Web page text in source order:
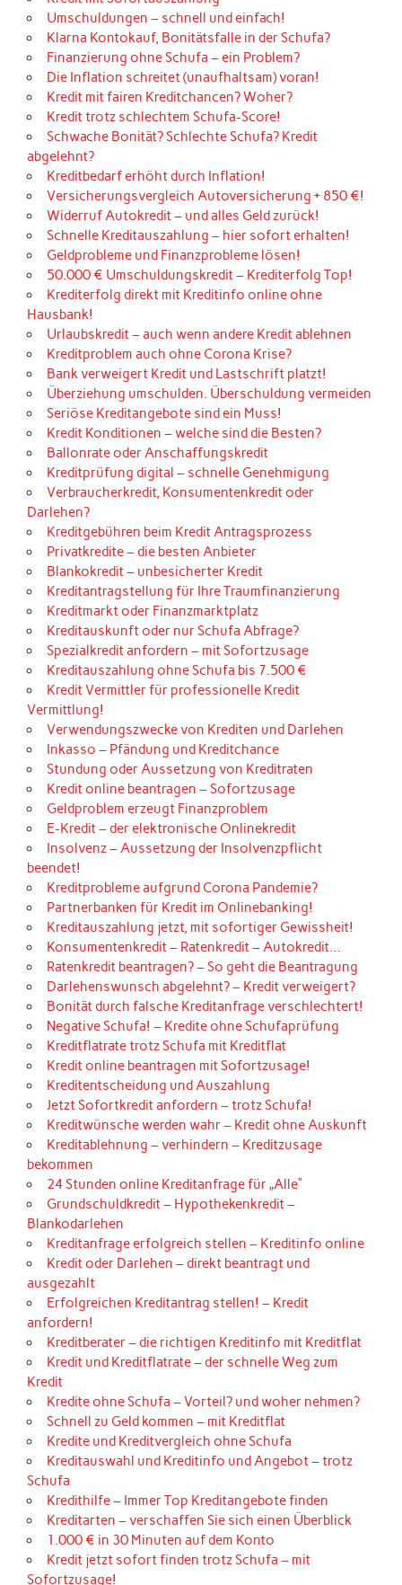
Umschuldungen – schnell und einfach!
Klarna Kontokauf, Bonitätsfalle in der Schufa?
Finanzierung ohne Schufa – ein Problem?
Die Inflation schreitet (unaufhaltsam) voran!
Kredit mit fairen Kreditchancen? Woher?
Kredit trotz schlechtem Schufa-Score!
Schwache Bonität? Schlechte Schufa? Kredit
abgelehnt?
Kreditbedarf erhöht durch Inflation!
Versicherungsvergleich Autoversicherung + 850 €!
Widerruf Autokredit – und alles Geld zurück!
Schnelle Kreditauszahlung – hier sofort erhalten!
Geldprobleme und Finanzprobleme lösen!
50.000 € Umschuldungskredit – Krediterfolg Top!
Krediterfolg direkt mit Kreditinfo online ohne
Hausbank!
Urlaubskredit – auch wenn andere Kredit ablehnen
Kreditproblem auch ohne Corona Krise?
Bank verweigert Kredit und Lastschrift platzt!
Überziehung umschulden. Überschuldung vermeiden
Seriöse Kreditangebote sind ein Muss!
Kredit Konditionen – welche sind die Besten?
Ballonrate oder Anschaffungskredit
Kreditprüfung digital – schnelle Genehmigung
Verbraucherkredit, Konsumentenkredit oder
Darlehen?
Kreditgebühren beim Kredit Antragsprozess
Privatkredite – die besten Anbieter
Blankokredit – unbesicherter Kredit
Kreditantragstellung für Ihre Traumfinanzierung
Kreditmarkt oder Finanzmarktplatz
Kreditauskunft oder nur Schufa Abfrage?
Spezialkredit anfordern – mit Sofortzusage
Kreditauszahlung ohne Schufa bis 7.500 €
Kredit Vermittler für professionelle Kredit
Vermittlung!
Verwendungszwecke von Krediten und Darlehen
Inkasso – Pfändung und Kreditchance
Stundung oder Aussetzung von Kreditraten
Kredit online beantragen – Sofortzusage
Geldproblem erzeugt Finanzproblem
E-Kredit – der elektronische Onlinekredit
Insolvenz – Aussetzung der Insolvenzpflicht
beendet!
Kreditprobleme aufgrund Corona Pandemie?
Partnerbanken für Kredit im Onlinebanking!
Kreditauszahlung jetzt, mit sofortiger Gewissheit!
Konsumentenkredit – Ratenkredit – Autokredit…
Ratenkredit beantragen? – So geht die Beantragung
Darlehenswunsch abgelehnt? – Kredit verweigert?
Bonität durch falsche Kreditanfrage verschlechtert!
Negative Schufa! – Kredite ohne Schufaprüfung
Kreditflatrate trotz Schufa mit Kreditflat
Kredit online beantragen mit Sofortzusage!
Kreditentscheidung und Auszahlung
Jetzt Sofortkredit anfordern – trotz Schufa!
Kreditwünsche werden wahr – Kredit ohne Auskunft
Kreditablehnung – verhindern – Kreditzusage
bekommen
24 Stunden online Kreditanfrage für „Alle“
Grundschuldkredit – Hypothekenkredit –
Blankodarlehen
Kreditanfrage erfolgreich stellen – Kreditinfo online
Kredit oder Darlehen – direkt beantragt und
ausgezahlt
Erfolgreichen Kreditantrag stellen! – Kredit
anfordern!
Kreditberater – die richtigen Kreditinfo mit Kreditflat
Kredit und Kreditflatrate – der schnelle Weg zum
Kredit
Kredite ohne Schufa – Vorteil? und woher nehmen?
Schnell zu Geld kommen – mit Kreditflat
Kredite und Kreditvergleich ohne Schufa
Kreditauswahl und Kreditinfo und Angebot – trotz
Schufa
Kredithilfe – Immer Top Kreditangebote finden
Kreditarten – verschaffen Sie sich einen Überblick
1.000 € in 30 Minuten auf dem Konto
Kredit jetzt sofort finden trotz Schufa – mit
Sofortzusage!